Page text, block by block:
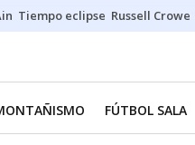
Tiempo eclipse Russell Crowe
FÚTBOL SALA